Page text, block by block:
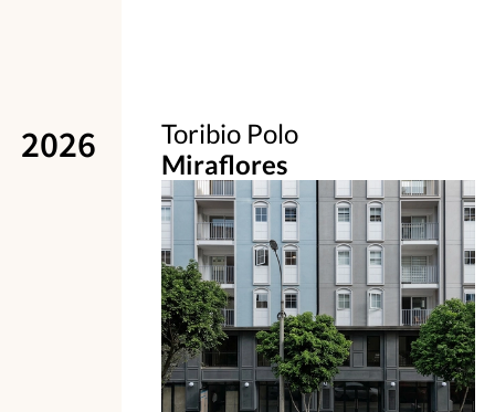
2026
Toribio Polo
Miraflores